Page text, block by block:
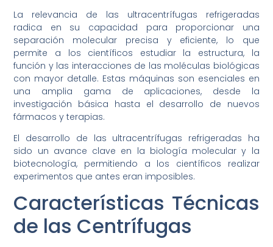
La relevancia de las ultracentrífugas refrigeradas
radica en su capacidad para proporcionar una
separación molecular precisa y eficiente, lo que
permite a los científicos estudiar la estructura, la
función y las interacciones de las moléculas biológicas
con mayor detalle. Estas máquinas son esenciales en
una amplia gama de aplicaciones, desde la
investigación básica hasta el desarrollo de nuevos
fármacos y terapias.
El desarrollo de las ultracentrífugas refrigeradas ha
sido un avance clave en la biología molecular y la
biotecnología, permitiendo a los científicos realizar
experimentos que antes eran imposibles.
Características Técnicas
de las Centrífugas